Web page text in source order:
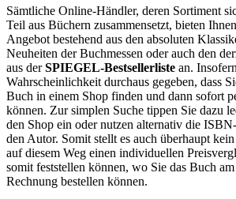
Sämtliche Online-Händler, deren Sortiment
Teil aus Büchern zusammensetzt, bieten
Angebot bestehend aus den absoluten
Neuheiten der Buchmessen oder auch den
aus derSPIEGEL-Bestsellerliste an.
Wahrscheinlichkeit durchaus gegeben, dass
Buch in einem Shop finden und dann sofort
können. Zur simplen Suche tippen Sie dazu
den Shop ein oder nutzen alternativ die
den Autor. Somit stellt es auch überhaupt
auf diesem Weg einen individuellen
somit feststellen können, wo Sie das Buch
Rechnung bestellen können.